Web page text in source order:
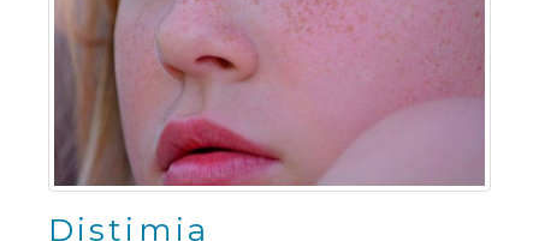
Distimia